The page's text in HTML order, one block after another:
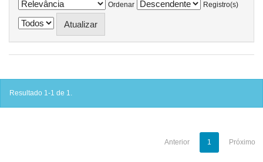
Ordenar
Registro(s)
Resultado 1-1 de 1.
Anterior 1 Próximo